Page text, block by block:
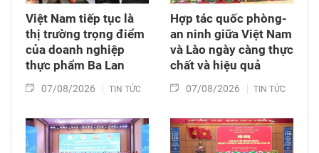
Việt Nam tiếp tục là
thị trường trọng điểm
của doanh nghiệp
thực phẩm Ba Lan
07/08/2026 TIN TỨC
Hợp tác quốc phòng-
an ninh giữa Việt Nam
và Lào ngày càng thực
chất và hiệu quả
07/08/2026 TIN TỨC